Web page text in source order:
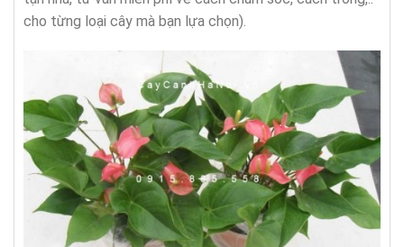
cho từng loại cây mà bạn lựa chọn).